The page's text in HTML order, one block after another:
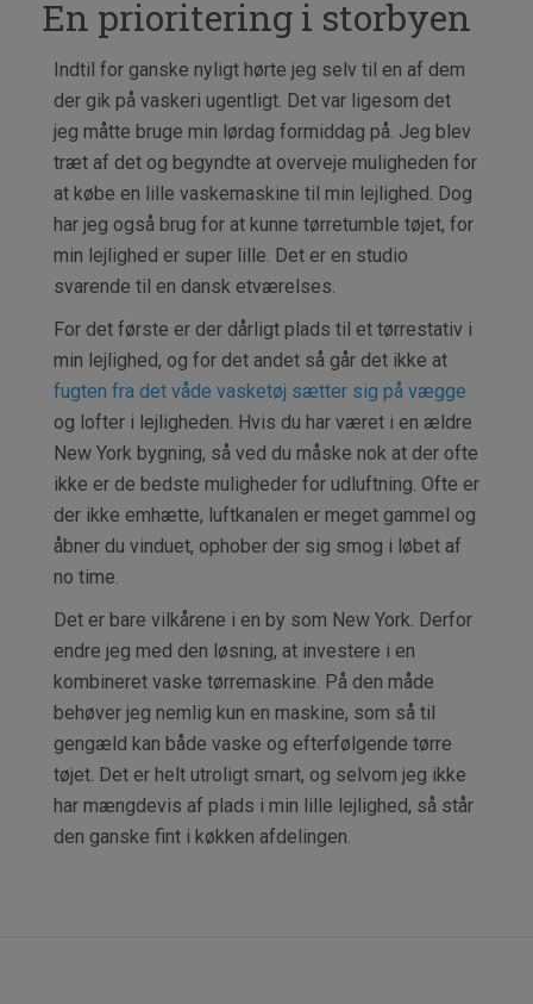
En prioritering i storbyen
Indtil for ganske nyligt hørte jeg selv til en af dem
der gik på vaskeri ugentligt. Det var ligesom det
jeg måtte bruge min lørdag formiddag på. Jeg blev
træt af det og begyndte at overveje muligheden for
at købe en lille vaskemaskine til min lejlighed. Dog
har jeg også brug for at kunne tørretumble tøjet, for
min lejlighed er super lille. Det er en studio
svarende til en dansk etværelses.
For det første er der dårligt plads til et tørrestativ i
min lejlighed, og for det andet så går det ikke at
fugten fra det våde vasketøj sætter sig på vægge
og lofter i lejligheden. Hvis du har været i en ældre
New York bygning, så ved du måske nok at der ofte
ikke er de bedste muligheder for udluftning. Ofte er
der ikke emhætte, luftkanalen er meget gammel og
åbner du vinduet, ophober der sig smog i løbet af
no time.
Det er bare vilkårene i en by som New York. Derfor
endre jeg med den løsning, at investere i en
kombineret vaske tørremaskine. På den måde
behøver jeg nemlig kun en maskine, som så til
gengæld kan både vaske og efterfølgende tørre
tøjet. Det er helt utroligt smart, og selvom jeg ikke
har mængdevis af plads i min lille lejlighed, så står
den ganske fint i køkken afdelingen.